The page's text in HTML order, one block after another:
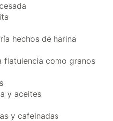
hechos de harina
flatulencia como granos
y aceites
y cafeinadas